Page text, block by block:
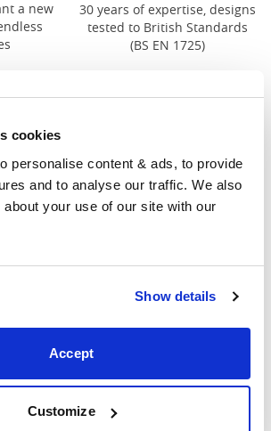
cookies
personalise content & ads, to provide
and to analyse our traffic. We also
your use of our site with our
Show details
Accept
Customize
a new
30 years of expertise, designs
tested to British Standards
(BS EN 1725)
de exposición